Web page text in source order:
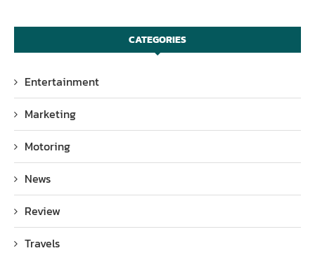
CATEGORIES
Entertainment
Marketing
Motoring
News
Review
Travels